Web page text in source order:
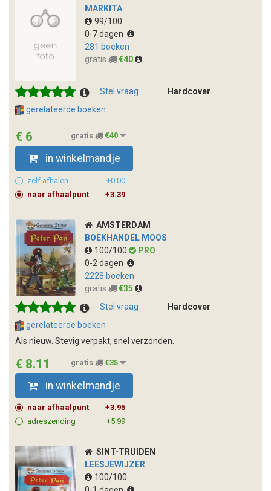
MARKITA
99/100
0-7 dagen
281 boeken
gratis
€40
Stel vraag
Hardcover
gerelateerde boeken
€ 6 gratis €40
in winkelmandje
zelf afhalen
+0.00
naar afhaalpunt
+3.39
AMSTERDAM
BOEKHANDEL MOOS
100/100
PRO
0-2 dagen
2228 boeken
gratis
€35
Stel vraag
Hardcover
gerelateerde boeken
Als nieuw. Stevig verpakt, snel verzonden.
€ 8.11 gratis €35
in winkelmandje
naar afhaalpunt
+3.95
adreszending
+5.99
SINT-TRUIDEN
LEESJEWIJZER
100/100